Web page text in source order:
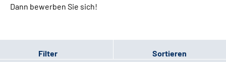
Dann bewerben Sie sich!
Filter Sortieren